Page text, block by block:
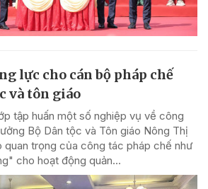
lực cho cán bộ pháp chế
và tôn giáo
tập huấn một số nghiệp vụ về công
Bộ Dân tộc và Tôn giáo Nông Thị
quan trọng của công tác pháp chế như
cho hoạt động quản...